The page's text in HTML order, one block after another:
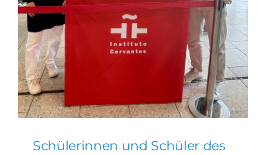
Schülerinnen und Schüler des